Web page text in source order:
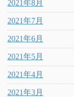
2021年8月
2021年7月
2021年6月
2021年5月
2021年4月
2021年3月